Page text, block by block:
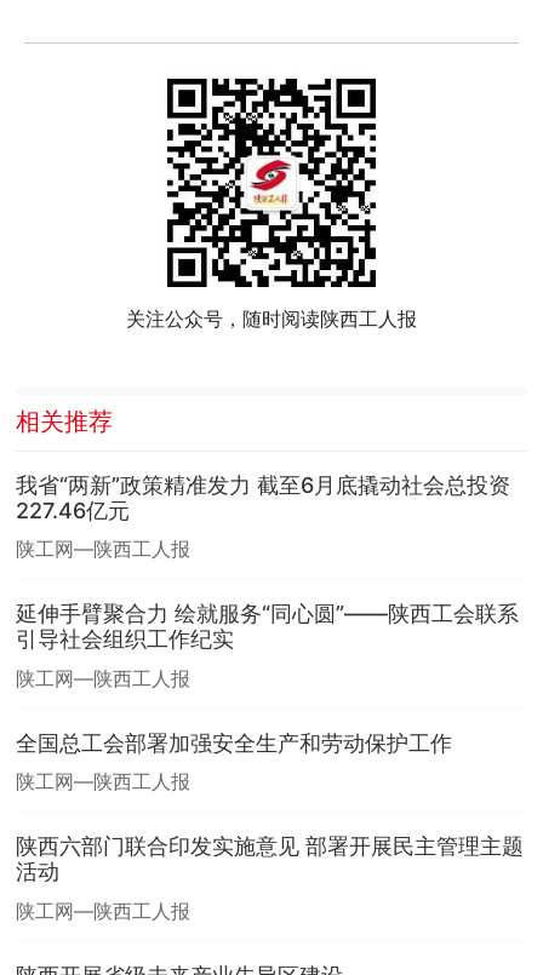
关注公众号，随时阅读陕西工人报
相关推荐
我省“两新”政策精准发力 截至6月底撬动社会总投资
227.46亿元
陕工网—陕西工人报
延伸手臂聚合力 绘就服务“同心圆”——陕西工会联系
引导社会组织工作纪实
陕工网—陕西工人报
全国总工会部署加强安全生产和劳动保护工作
陕工网—陕西工人报
陕西六部门联合印发实施意见 部署开展民主管理主题
活动
陕工网—陕西工人报